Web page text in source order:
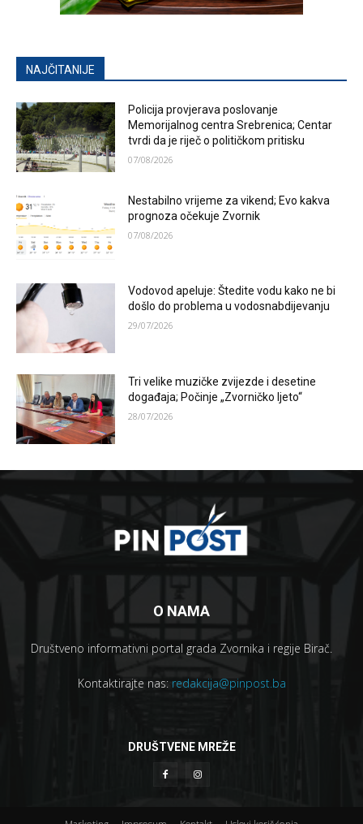
NAJČITANIJE
Policija provjerava poslovanje
Memorijalnog centra Srebrenica; Centar
tvrdi da je riječ o političkom pritisku
07/08/2026
Nestabilno vrijeme za vikend; Evo kakva
prognoza očekuje Zvornik
07/08/2026
Vodovod apeluje: Štedite vodu kako ne bi
došlo do problema u vodosnabdijevanju
29/07/2026
Tri velike muzičke zvijezde i desetine
događaja; Počinje „Zvorničko ljeto“
28/07/2026
O NAMA
Društveno informativni portal grada Zvornika i regije Birač.
Kontaktirajte nas: redakcija@pinpost.ba
DRUŠTVENE MREŽE